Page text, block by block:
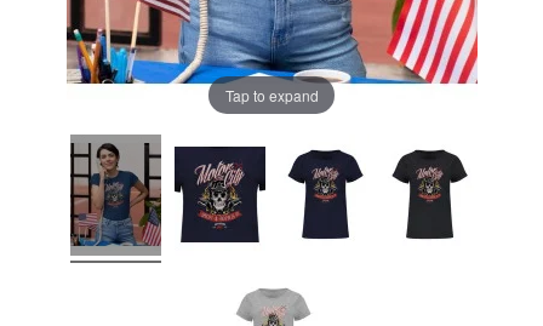
Tap to expand